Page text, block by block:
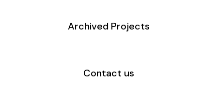
Archived Projects
Contact us